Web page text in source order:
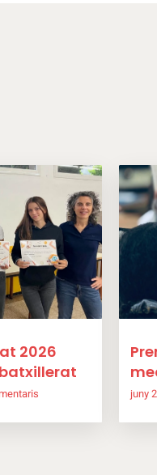
2026
juny